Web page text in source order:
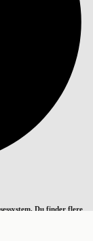
Du finder flere